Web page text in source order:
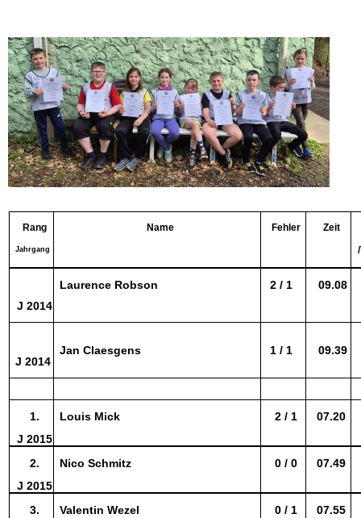
Rang
Jahrgang
Name Fehler
Zeit
/
J 2014
Laurence Robson 2 / 1
09.08
J 2014
Jan Claesgens 1 / 1 09.39
1.
J 2015
Louis Mick 2 / 1 07.20
2.
J 2015
Nico Schmitz 0 / 0 07.49
3.
Valentin Wezel 0 / 1 07.55